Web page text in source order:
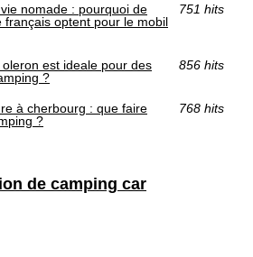
nomade : pourquoi de
français optent pour le mobil
751 hits
est ideale pour des
?
856 hits
à cherbourg : que faire
?
768 hits
de camping car